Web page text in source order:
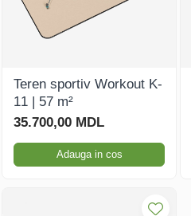
Teren sportiv Workout K-
11 | 57 m²
35.700,00 MDL
Adauga in cos